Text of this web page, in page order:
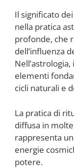
Il significato
nella pratica
profonde, che
dell’influenza
elementi
cicli naturali e
La pratica di
diffusa in
rappresenta
energie
potere.